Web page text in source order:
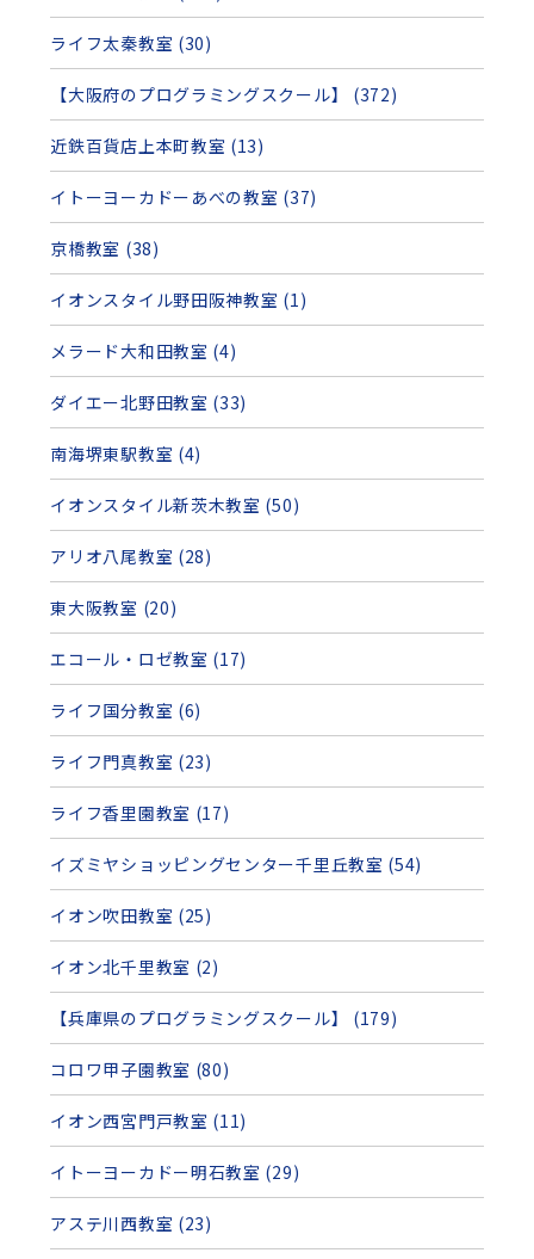
ライフ太秦教室 (30)
【大阪府のプログラミングスクール】 (372)
近鉄百貨店上本町教室 (13)
イトーヨーカドーあべの教室 (37)
京橋教室 (38)
イオンスタイル野田阪神教室 (1)
メラード大和田教室 (4)
ダイエー北野田教室 (33)
南海堺東駅教室 (4)
イオンスタイル新茨木教室 (50)
アリオ八尾教室 (28)
東大阪教室 (20)
エコール・ロゼ教室 (17)
ライフ国分教室 (6)
ライフ門真教室 (23)
ライフ香里園教室 (17)
イズミヤショッピングセンター千里丘教室 (54)
イオン吹田教室 (25)
イオン北千里教室 (2)
【兵庫県のプログラミングスクール】 (179)
コロワ甲子園教室 (80)
イオン西宮門戸教室 (11)
イトーヨーカドー明石教室 (29)
アステ川西教室 (23)